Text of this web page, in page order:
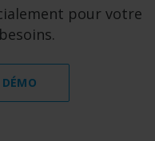
pour votre
DÉMO